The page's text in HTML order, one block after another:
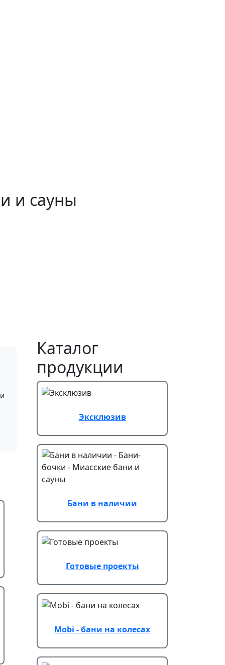
и сауны
Каталог
продукции
Эксклюзив
Бани в наличии
Готовые проекты
Mobi - бани на колесах